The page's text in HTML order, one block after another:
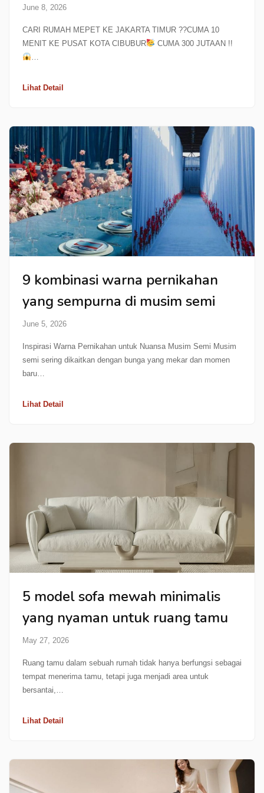
June 8, 2026
CARI RUMAH MEPET KE JAKARTA TIMUR ??CUMA 10
MENIT KE PUSAT KOTA CIBUBUR
CUMA 300 JUTAAN !!
…
Lihat Detail
9 kombinasi warna pernikahan
yang sempurna di musim semi
June 5, 2026
Inspirasi Warna Pernikahan untuk Nuansa Musim Semi Musim
semi sering dikaitkan dengan bunga yang mekar dan momen
baru…
Lihat Detail
5 model sofa mewah minimalis
yang nyaman untuk ruang tamu
May 27, 2026
Ruang tamu dalam sebuah rumah tidak hanya berfungsi sebagai
tempat menerima tamu, tetapi juga menjadi area untuk
bersantai,…
Lihat Detail